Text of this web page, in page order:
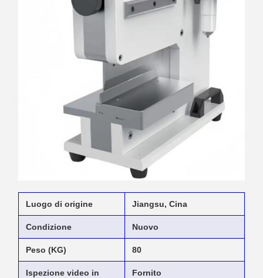
Luogo di origine Jiangsu, Cina
Condizione Nuovo
Peso (KG) 80
Ispezione video in Fornito